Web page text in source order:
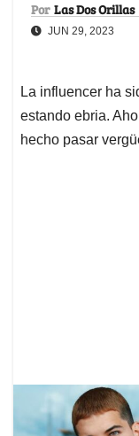
Por Las Dos Orillas
JUN 29, 2023
La influencer ha
estando ebria.
hecho pasar